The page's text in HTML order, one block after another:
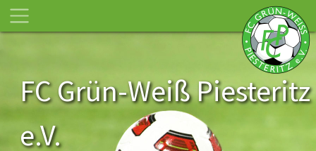
FC Grün-Weiß Piesteritz
e.V.